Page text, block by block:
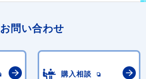
お問い合わせ
購入相談